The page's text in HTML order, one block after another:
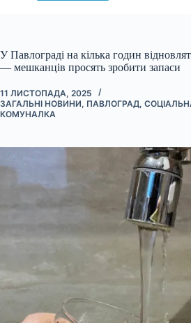
У Павлограді на кілька годин
— мешканців просять зробити запаси
11 ЛИСТОПАДА, 2025
ЗАГАЛЬНІ НОВИНИ, ПАВЛОГРАД,
КОМУНАЛКА